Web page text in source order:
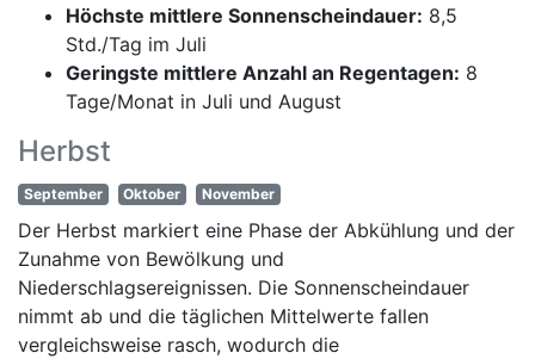
Höchste mittlere Sonnenscheindauer: 8,5
Std./Tag im Juli
Geringste mittlere Anzahl an Regentagen: 8
Tage/Monat in Juli und August
Herbst
September Oktober November
Der Herbst markiert eine Phase der Abkühlung und der
Zunahme von Bewölkung und
Niederschlagsereignissen. Die Sonnenscheindauer
nimmt ab und die täglichen Mittelwerte fallen
vergleichsweise rasch, wodurch die